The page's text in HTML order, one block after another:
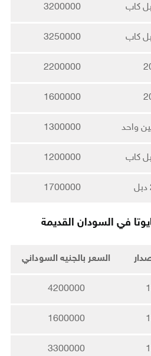
3200000
3250000
2200000
1600000
1300000
1200000
1700000
في السودان القديمة
السعر بالجنيه السوداني
4200000
1600000
3300000